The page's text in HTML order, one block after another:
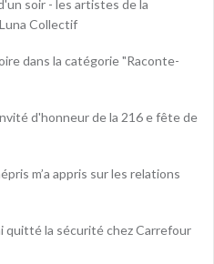
soir - les artistes de la
Collectif
dans la catégorie "Raconte-
d'honneur de la 216 e fête de
m’a appris sur les relations
quitté la sécurité chez Carrefour